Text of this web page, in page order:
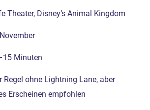
Theater, Disney’s Animal Kingdom
Minuten
Regel ohne Lightning Lane, aber
Erscheinen empfohlen